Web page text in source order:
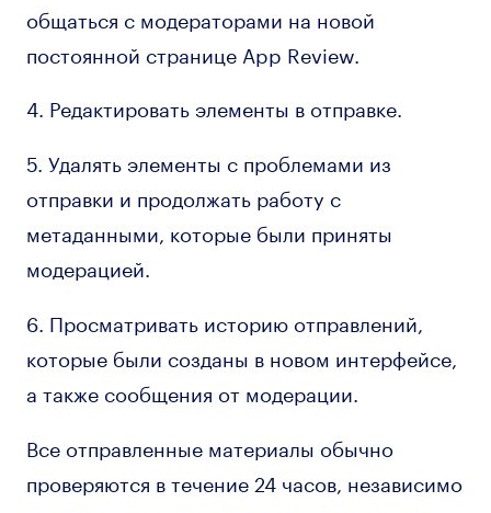
общаться с модераторами на новой
постоянной странице App Review.
4. Редактировать элементы в отправке.
5. Удалять элементы с проблемами из
отправки и продолжать работу с
метаданными, которые были приняты
модерацией.
6. Просматривать историю отправлений,
которые были созданы в новом интерфейсе,
а также сообщения от модерации.
Все отправленные материалы обычно
проверяются в течение 24 часов, независимо